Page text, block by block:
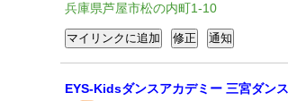
兵庫県芦屋市松の内町1-10
EYS-Kidsダンスアカデミー 三宮ダン